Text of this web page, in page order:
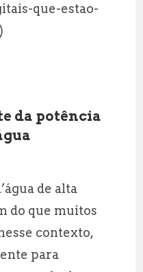
que-estao-
da potência
de alta
do que muitos
contexto,
para